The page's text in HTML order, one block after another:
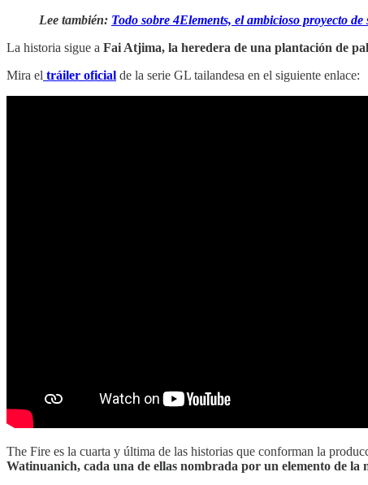
Lee también: Todo sobre 4Elements, el ambicioso proyecto
La historia sigue a Fai Atjima, la heredera de una plantación de
Mira el tráiler oficial de la serie GL tailandesa en el siguiente enlace:
The Fire es la cuarta y última de las historias que conforman la
Watinuanich, cada una de ellas nombrada por un elemento de la